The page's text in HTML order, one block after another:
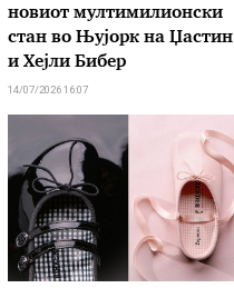
новиот мултимилионски
стан во Њујорк на Џастин
и Хејли Бибер
14/07/2026 16:07